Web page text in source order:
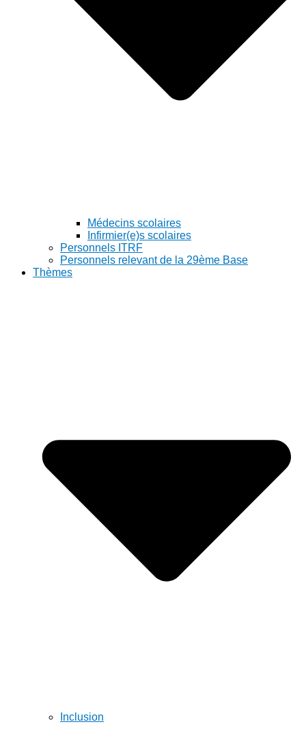
Médecins scolaires
Infirmier(e)s scolaires
Personnels ITRF
Personnels relevant de la 29ème Base
Thèmes
Inclusion